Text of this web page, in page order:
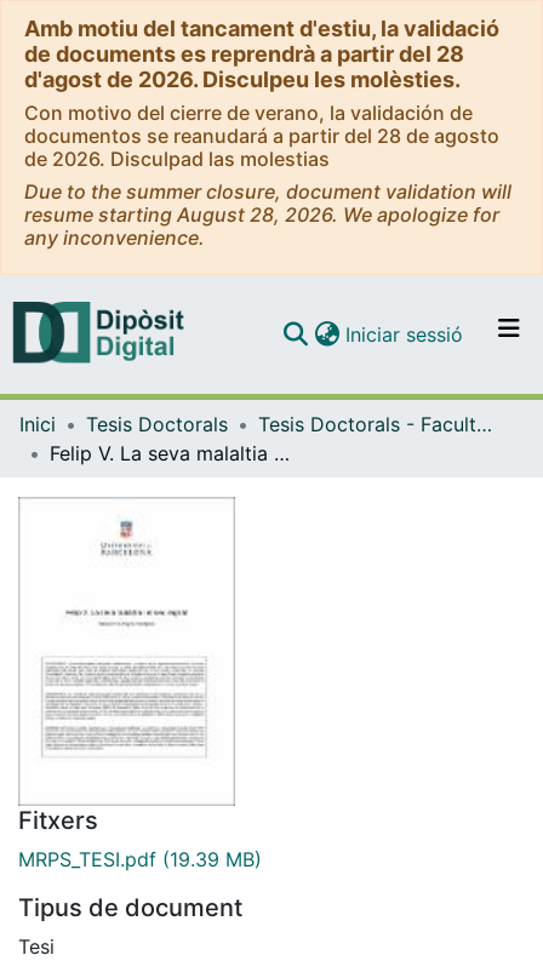
Amb motiu del tancament d'estiu, la validació
de documents es reprendrà a partir del 28
d'agost de 2026. Disculpeu les molèsties.
Con motivo del cierre de verano, la validación de
documentos se reanudará a partir del 28 de agosto
de 2026. Disculpad las molestias
Due to the summer closure, document validation will
resume starting August 28, 2026. We apologize for
any inconvenience.
Navega per tot el DD
Iniciar sessió (current)
Inici Tesis Doctorals
Tesis Doctorals - Facultat - Geografia i Història
Felip V. La seva malaltia i el seu regnat
Fitxers
MRPS_TESI.pdf (19.39 MB)
Tipus de document
Tesi